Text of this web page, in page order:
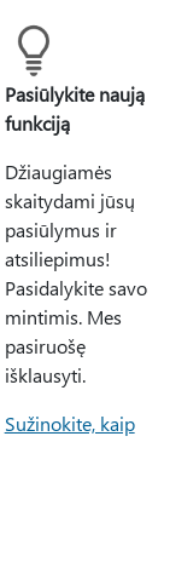
Pasiūlykite naują
funkciją
Džiaugiamės
skaitydami jūsų
pasiūlymus ir
atsiliepimus!
Pasidalykite savo
mintimis. Mes
pasiruošę
išklausyti.
Sužinokite, kaip